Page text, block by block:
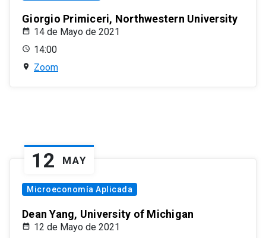
Giorgio Primiceri, Northwestern University
14 de Mayo de 2021
14:00
Zoom
12 MAY
Microeconomía Aplicada
Dean Yang, University of Michigan
12 de Mayo de 2021